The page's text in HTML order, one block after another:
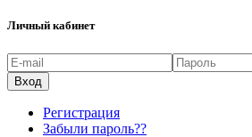
Личный кабинет
Регистрация
Забыли пароль??